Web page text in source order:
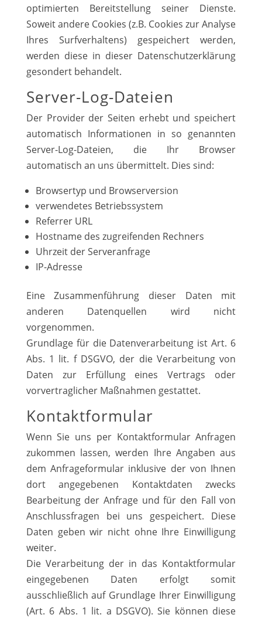
optimierten Bereitstellung seiner Dienste.
Soweit andere Cookies (z.B. Cookies zur Analyse
Ihres Surfverhaltens) gespeichert werden,
werden diese in dieser Datenschutzerklärung
gesondert behandelt.
Server-Log-Dateien
Der Provider der Seiten erhebt und speichert
automatisch Informationen in so genannten
Server-Log-Dateien, die Ihr Browser
automatisch an uns übermittelt. Dies sind:
Browsertyp und Browserversion
verwendetes Betriebssystem
Referrer URL
Hostname des zugreifenden Rechners
Uhrzeit der Serveranfrage
IP-Adresse
Eine Zusammenführung dieser Daten mit
anderen Datenquellen wird nicht
vorgenommen.
Grundlage für die Datenverarbeitung ist Art. 6
Abs. 1 lit. f DSGVO, der die Verarbeitung von
Daten zur Erfüllung eines Vertrags oder
vorvertraglicher Maßnahmen gestattet.
Kontaktformular
Wenn Sie uns per Kontaktformular Anfragen
zukommen lassen, werden Ihre Angaben aus
dem Anfrageformular inklusive der von Ihnen
dort angegebenen Kontaktdaten zwecks
Bearbeitung der Anfrage und für den Fall von
Anschlussfragen bei uns gespeichert. Diese
Daten geben wir nicht ohne Ihre Einwilligung
weiter.
Die Verarbeitung der in das Kontaktformular
eingegebenen Daten erfolgt somit
ausschließlich auf Grundlage Ihrer Einwilligung
(Art. 6 Abs. 1 lit. a DSGVO). Sie können diese